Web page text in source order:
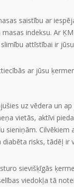
saistību ar
indeksu. Ar
attīstībai ir
ar jūsu
uz vēdera un
vietās, aktīvi
sieniņām.
risks, tādēļ
sievišķīgās
viedokļa tā